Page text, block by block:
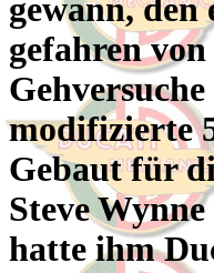
gewann,
gefahren
modifizierte
Gebaut für
Steve
hatte ihm